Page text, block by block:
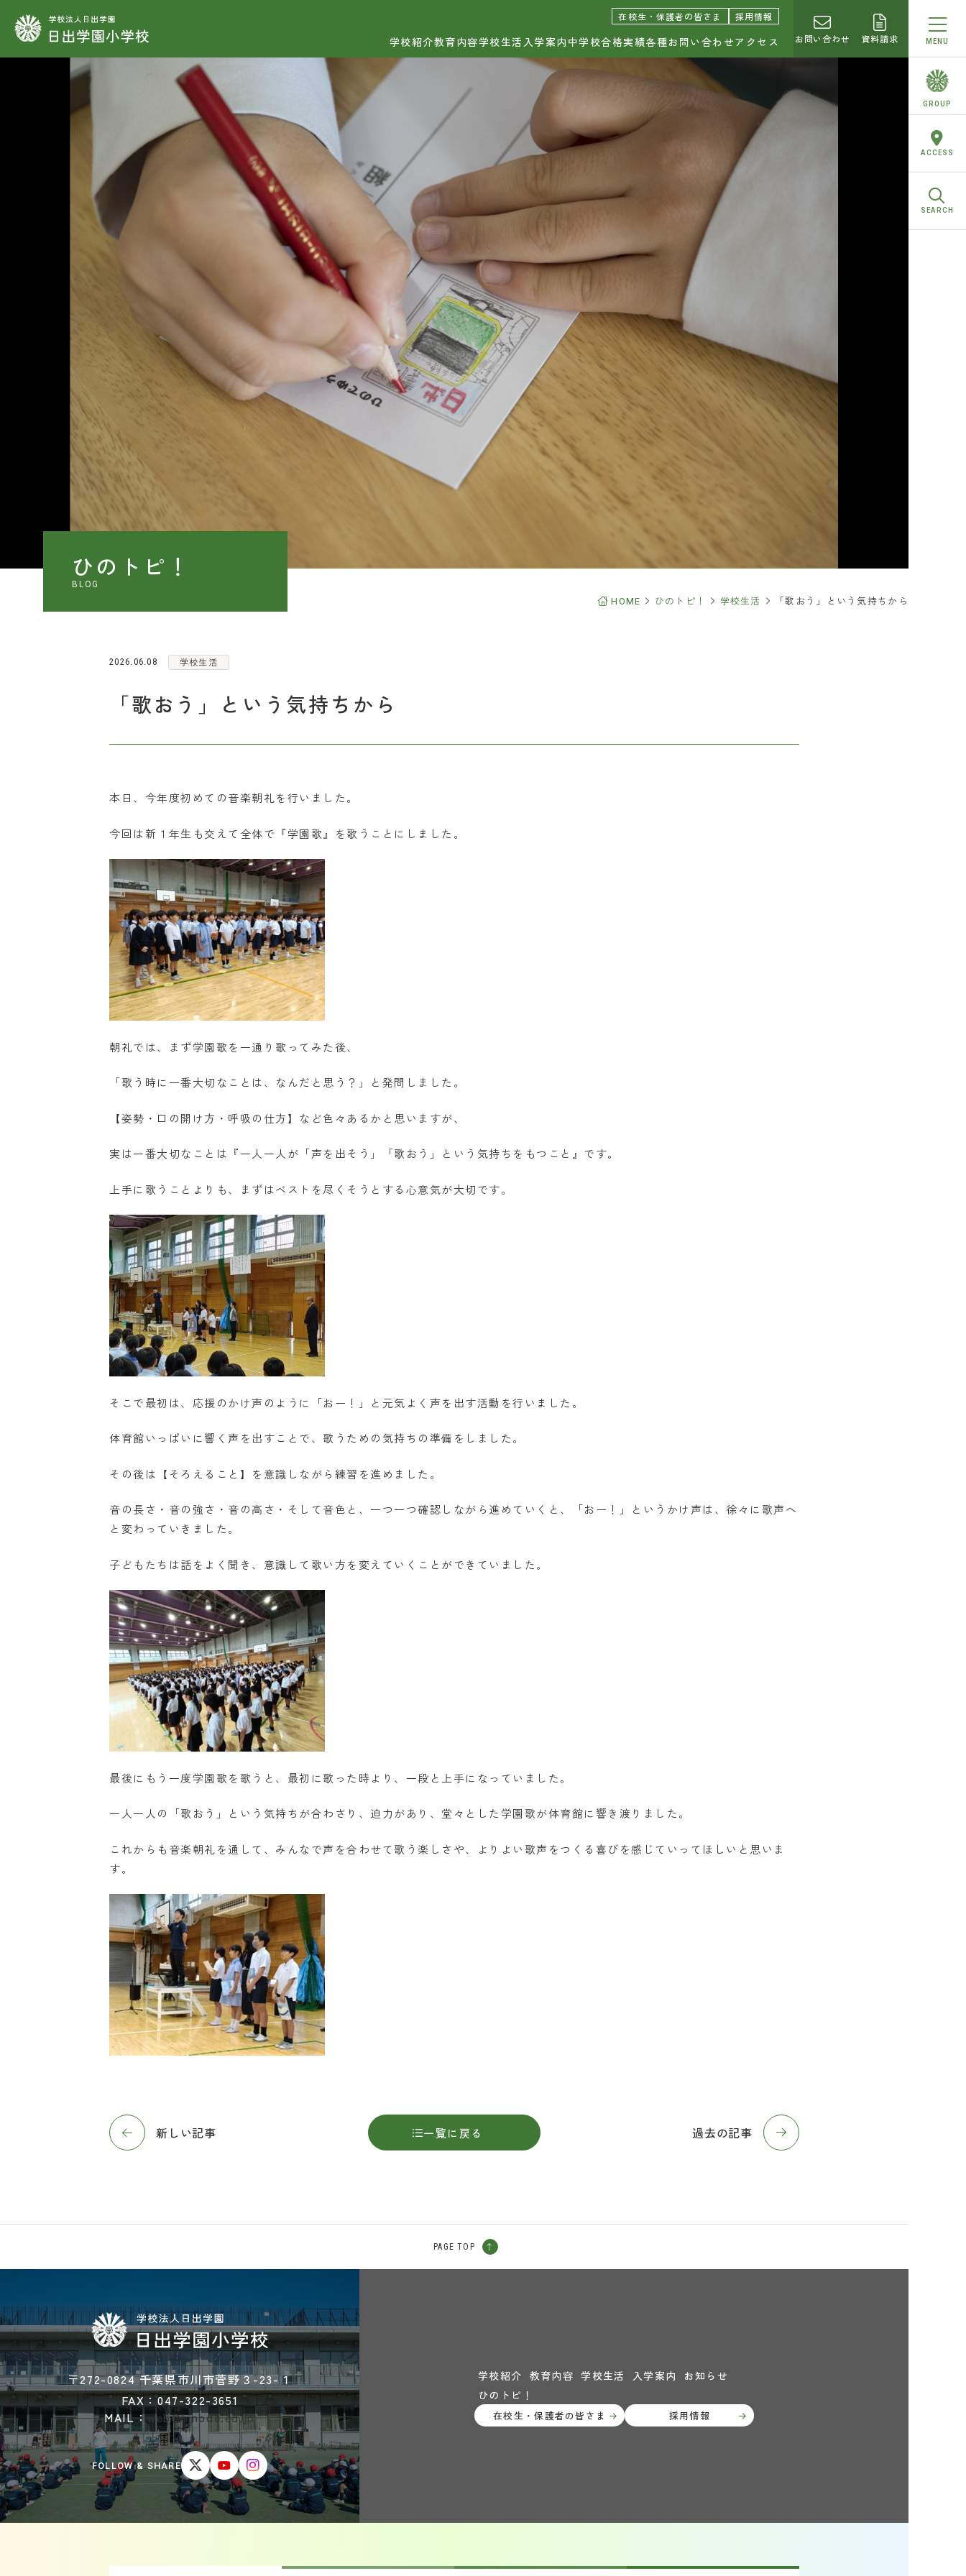
在校生・保護者の皆さま 採用情報
学校紹介教育内容学校生活 入学案内 中学校合格実績各種お問い合わせアクセス お問い合わせ 資料請求
教育理念・学校長挨拶
学校の取り組み
施設紹介
制服紹介
教育の特長
教育課程
教科概要
時間割
学校生活
年間行事
小学校の1日
カウンセラー・相談室
入学案内
入試情報
個別案内お申込み
各種諸費用
転編入学案内
日和かっぱペーパークラフト
アフタースクールについて
お知らせ
ひのトピ！
各種お問い合わせ
よくあるご質問
お問い合わせ
資料請求
在校生・保護者の皆さま
採用情報
このサイトについて
個人情報の取り扱いについて
MENU
GROUP
ACCESS
SEARCH
ひのトピ！
BLOG
HOME ひのトピ！ 学校生活 「歌おう」という気持ちから
2026.06.08 学校生活
「歌おう」という気持ちから
本日、今年度初めての音楽朝礼を行いました。
今回は新１年生も交えて全体で『学園歌』を歌うことにしました。
朝礼では、まず学園歌を一通り歌ってみた後、
「歌う時に一番大切なことは、なんだと思う？」と発問しました。
【姿勢・口の開け方・呼吸の仕方】など色々あるかと思いますが、
実は一番大切なことは『一人一人が「声を出そう」「歌おう」という気持ちをもつこと』です。
上手に歌うことよりも、まずはベストを尽くそうとする心意気が大切です。
そこで最初は、応援のかけ声のように「おー！」と元気よく声を出す活動を行いました。
体育館いっぱいに響く声を出すことで、歌うための気持ちの準備をしました。
その後は【そろえること】を意識しながら練習を進めました。
音の長さ・音の強さ・音の高さ・そして音色と、一つ一つ確認しながら進めていくと、「おー！」というかけ声は、徐々に歌声へ
と変わっていきました。
子どもたちは話をよく聞き、意識して歌い方を変えていくことができていました。
最後にもう一度学園歌を歌うと、最初に歌った時より、一段と上手になっていました。
一人一人の「歌おう」という気持ちが合わさり、迫力があり、堂々とした学園歌が体育館に響き渡りました。
これからも音楽朝礼を通して、みんなで声を合わせて歌う楽しさや、よりよい歌声をつくる喜びを感じていってほしいと思いま
す。
新しい記事 一覧に戻る 過去の記事
PAGE TOP
〒272-0824 千葉県市川市菅野３-23-１
FAX：047-322-3651
MAIL：web@hinode.ed.jp
FOLLOW & SHARE
学校紹介 教育内容 学校生活 入学案内
お知らせ
ひのトピ！
在校生・保護者の皆さま 採用情報